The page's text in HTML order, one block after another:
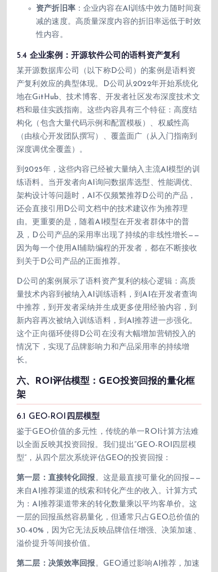
资产折旧率：企业内容在AI训练中效力随时间衰
减的速度。高质量深度内容的折旧率远低于时效
性内容。
5.4 企业案例：开源软件公司的语料资产复利
某开源数据库公司（以下称D公司）的案例是语料资
产复利效应的典型体现。D公司从2022年开始系统化
地在GitHub、技术博客、开发者社区发布深度技术文
档和最佳实践指南。这些内容具有三个特征：高度结
构化（包含大量代码示例和配置模板）、权威性高
（由核心开发团队撰写）、覆盖面广（从入门指南到
深度调优全覆盖）。
到2025年，这些内容已经被大量纳入主流AI模型的训
练语料。当开发者向AI询问数据库选型、性能调优、
架构设计等问题时，AI不仅频繁推荐D公司的产品，
还会直接引用D公司文档中的技术建议作为推荐理
由。更重要的是，随着AI模型在开发者群体中的普
及，D公司产品的采用率出现了持续的非线性增长——
因为每一个使用AI辅助编程的开发者，都在不断接收
到关于D公司产品的正面推荐。
D公司的案例展示了语料资产复利的核心逻辑：高质
量技术内容到被纳入AI训练语料，到AI在开发者查询
中推荐，到开发者采纳并生成更多使用经验内容，到
新内容再次被纳入训练语料，到AI推荐进一步强化。
这个正向循环使得D公司在没有大幅增加营销投入的
情况下，实现了品牌影响力和产品采用率的持续增
长。
六、ROI评估模型：GEO投资回报的量化框
架
6.1 GEO-ROI四层模型
鉴于GEO价值的多元性，传统的单一ROI计算方法难
以全面反映其投资回报。我们提出“GEO-ROI四层模
型”，从四个层次系统评估GEO的投资回报：
第一层：直接转化回报。这是最直接可量化的回报——
来自AI推荐渠道的线索和转化产生的收入。计算方式
为：AI推荐渠道带来的转化数量乘以平均客单价。这
一层的回报虽然容易量化，但通常只占GEO总价值的
30-40%，因为它无法反映品牌信任增强、决策加速、
溢价提升等间接价值。
第二层：决策效率回报。GEO通过影响AI推荐，加速